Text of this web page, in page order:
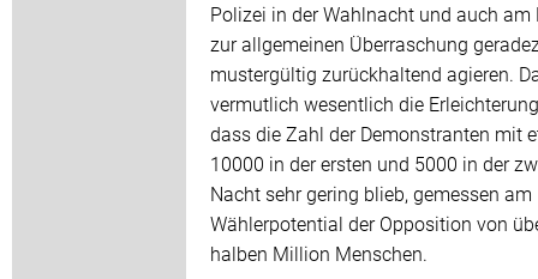
Polizei in der Wahlnacht und auch
zur allgemeinen Überraschung
mustergültig zurückhaltend agieren.
vermutlich wesentlich die
dass die Zahl der Demonstranten mit
10000 in der ersten und 5000 in der
Nacht sehr gering blieb, gemessen am
Wählerpotential der Opposition von
halben Million Menschen.